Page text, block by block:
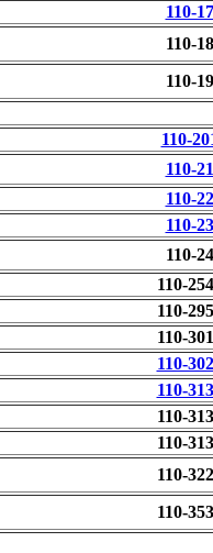
110-17
110-18
110-19
110-
110-21
110-22
110-23
110-24
110-
110-
110-
110-
110-
110-
110-
110-
110-